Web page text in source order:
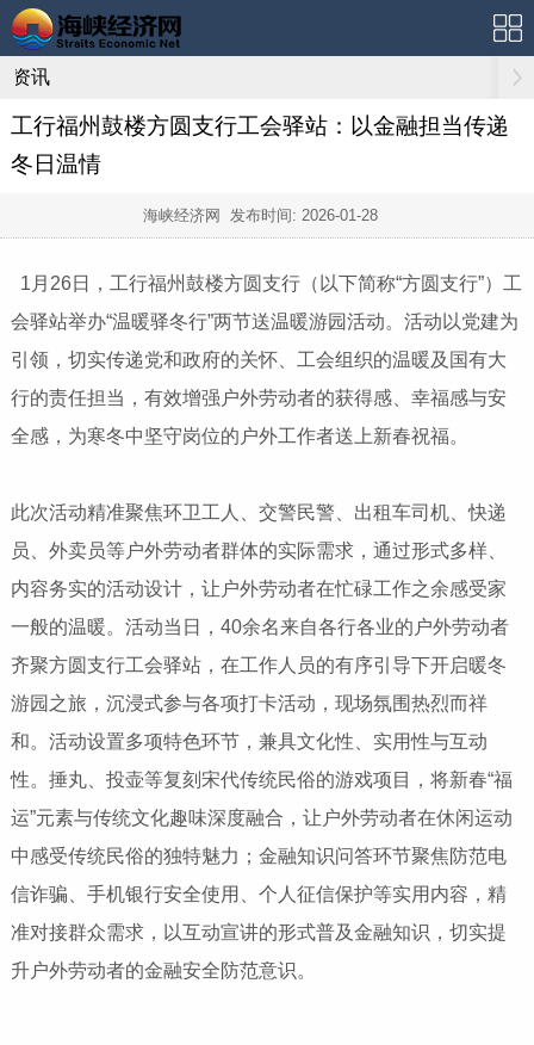
资讯
工行福州鼓楼方圆支行工会驿站：以金融担当传递
冬日温情
海峡经济网 发布时间: 2026-01-28
1月26日，工行福州鼓楼方圆支行（以下简称“方圆支行”）工
会驿站举办“温暖驿冬行”两节送温暖游园活动。活动以党建为
引领，切实传递党和政府的关怀、工会组织的温暖及国有大
行的责任担当，有效增强户外劳动者的获得感、幸福感与安
全感，为寒冬中坚守岗位的户外工作者送上新春祝福。
此次活动精准聚焦环卫工人、交警民警、出租车司机、快递
员、外卖员等户外劳动者群体的实际需求，通过形式多样、
内容务实的活动设计，让户外劳动者在忙碌工作之余感受家
一般的温暖。活动当日，40余名来自各行各业的户外劳动者
齐聚方圆支行工会驿站，在工作人员的有序引导下开启暖冬
游园之旅，沉浸式参与各项打卡活动，现场氛围热烈而祥
和。活动设置多项特色环节，兼具文化性、实用性与互动
性。捶丸、投壶等复刻宋代传统民俗的游戏项目，将新春“福
运”元素与传统文化趣味深度融合，让户外劳动者在休闲运动
中感受传统民俗的独特魅力；金融知识问答环节聚焦防范电
信诈骗、手机银行安全使用、个人征信保护等实用内容，精
准对接群众需求，以互动宣讲的形式普及金融知识，切实提
升户外劳动者的金融安全防范意识。